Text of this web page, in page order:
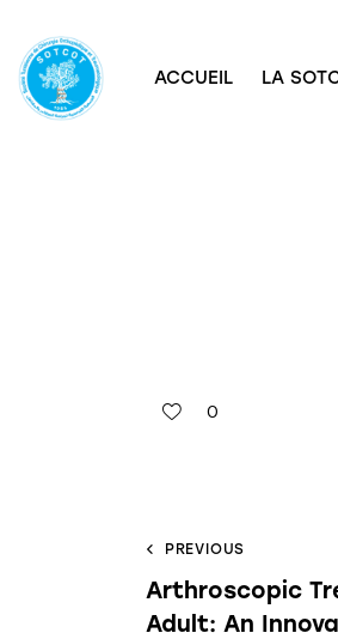
ACCUEIL LA
0
PREVIOUS
Arthroscopic
Adult: An